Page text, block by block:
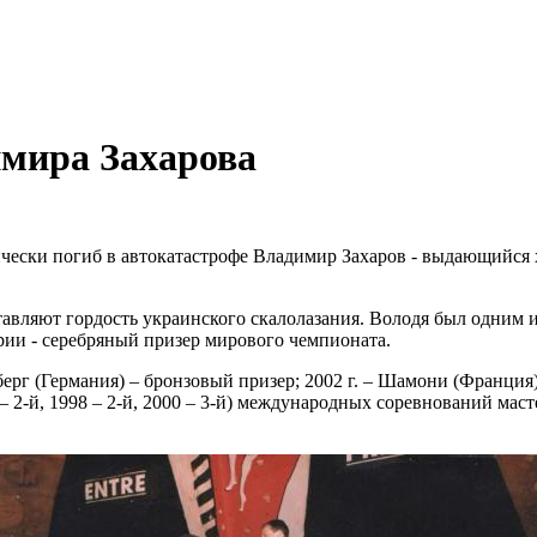
Захарова
погиб в автокатастрофе Владимир Захаров -
гордость украинского скалолазания. Володя был
- серебряный призер мирового чемпионата.
(Германия) – бронзовый призер; 2002 г. – Шамони
2-й, 1998 – 2-й, 2000 – 3-й) международных соревнований